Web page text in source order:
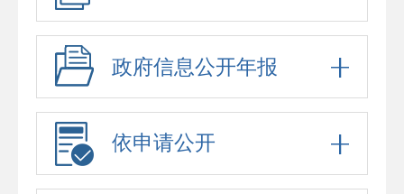
重大项目
政府采购
重大民生信息
招考录用
应急预案
政府信息公开年报
依申请公开